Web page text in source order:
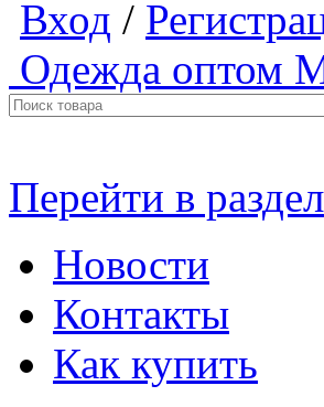
Вход /
Одежда оптом
Перейти в раздел
Новости
Контакты
Как купить